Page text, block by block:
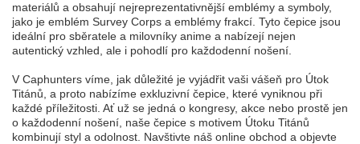
materiálů a obsahují nejreprezentativnější emblémy a symboly,
jako je emblém Survey Corps a emblémy frakcí. Tyto čepice jsou
ideální pro sběratele a milovníky anime a nabízejí nejen
autentický vzhled, ale i pohodlí pro každodenní nošení.
V Caphunters víme, jak důležité je vyjádřit vaši vášeň pro Útok
Titánů, a proto nabízíme exkluzivní čepice, které vyniknou při
každé příležitosti. Ať už se jedná o kongresy, akce nebo prostě jen
o každodenní nošení, naše čepice s motivem Útoku Titánů
kombinují styl a odolnost. Navštivte náš online obchod a objevte